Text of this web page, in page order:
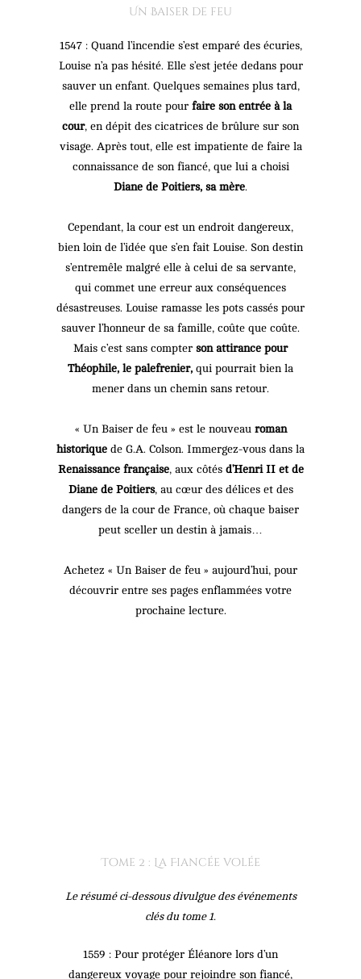
Un Baiser de feu
1547 : Quand l’incendie s’est emparé des écuries,
Louise n’a pas hésité. Elle s’est jetée dedans pour
sauver un enfant. Quelques semaines plus tard,
elle prend la route pour faire son entrée à la
cour, en dépit des cicatrices de brûlure sur son
visage. Après tout, elle est impatiente de faire la
connaissance de son fiancé, que lui a choisi
Diane de Poitiers, sa mère.
Cependant, la cour est un endroit dangereux,
bien loin de l’idée que s’en fait Louise. Son destin
s’entremêle malgré elle à celui de sa servante,
qui commet une erreur aux conséquences
désastreuses. Louise ramasse les pots cassés pour
sauver l’honneur de sa famille, coûte que coûte.
Mais c’est sans compter son attirance pour
Théophile, le palefrenier, qui pourrait bien la
mener dans un chemin sans retour.
« Un Baiser de feu » est le nouveau roman
historique de G.A. Colson. Immergez-vous dans la
Renaissance française, aux côtés d’Henri II et de
Diane de Poitiers, au cœur des délices et des
dangers de la cour de France, où chaque baiser
peut sceller un destin à jamais…
Achetez « Un Baiser de feu » aujourd’hui, pour
découvrir entre ses pages enflammées votre
prochaine lecture.
Tome 2 : La Fiancée volée
Le résumé ci-dessous divulgue des événements
clés du tome 1.
1559 : Pour protéger Éléanore lors d’un
dangereux voyage pour rejoindre son fiancé,